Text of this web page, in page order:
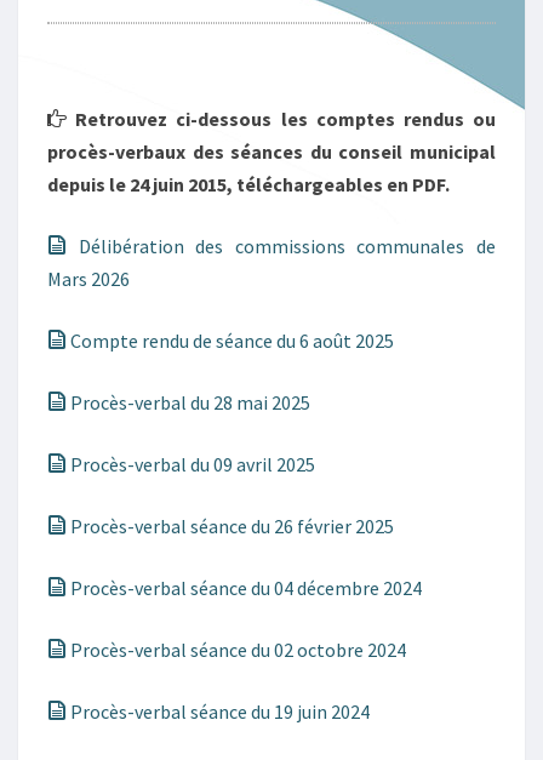
Retrouvez ci-dessous les comptes rendus ou
procès-verbaux des séances du conseil municipal
depuis le 24 juin 2015, téléchargeables en PDF.
Délibération des commissions communales de
Mars 2026
Compte rendu de séance du 6 août 2025
Procès-verbal du 28 mai 2025
Procès-verbal du 09 avril 2025
Procès-verbal séance du 26 février 2025
Procès-verbal séance du 04 décembre 2024
Procès-verbal séance du 02 octobre 2024
Procès-verbal séance du 19 juin 2024